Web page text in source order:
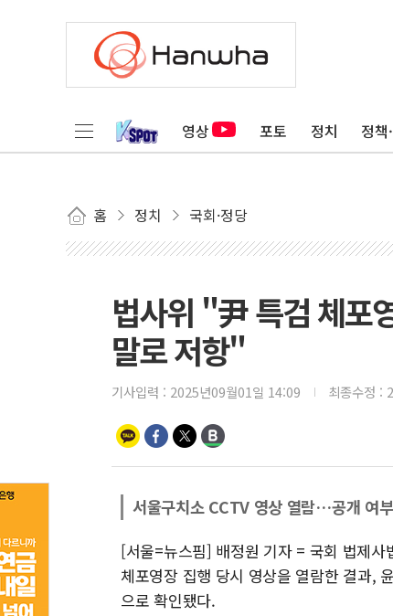
영상 포토 정치 정책
홈 정치 국회·정당
법사위 "尹 특검 체포
말로 저항"
기사입력 : 2025년09월01일 14:09 최종수정 :
서울구치소 CCTV 영상 열람…공개 여
[서울=뉴스핌] 배정원 기자 = 국회 법제
체포영장 집행 당시 영상을 열람한 결과,
으로 확인됐다.